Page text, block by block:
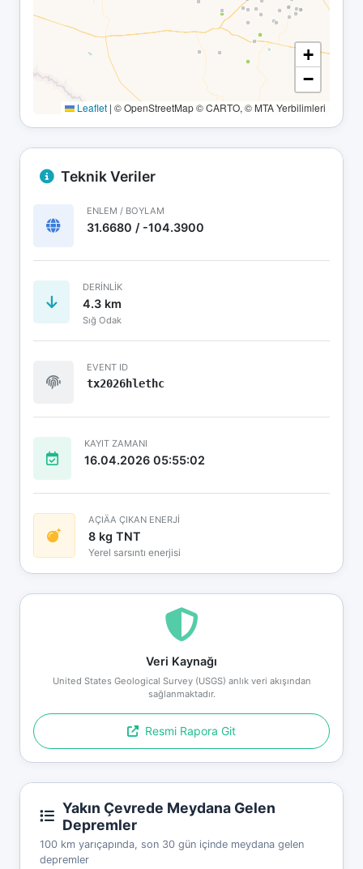
+
−
Leaflet | © OpenStreetMap © CARTO, © MTA Yerbilimleri
Teknik Veriler
ENLEM / BOYLAM
31.6680 / -104.3900
DERINLIK
4.3 km
Sığ Odak
EVENT ID
tx2026hlethc
KAYIT ZAMANI
16.04.2026 05:55:02
AÇIÄA ÇIKAN ENERJİ
8 kg TNT
Yerel sarsıntı enerjisi
Veri Kaynağı
United States Geological Survey (USGS) anlık veri akışından
sağlanmaktadır.
Resmi Rapora Git
Yakın Çevrede Meydana Gelen
Depremler
100 km yarıçapında, son 30 gün içinde meydana gelen
depremler